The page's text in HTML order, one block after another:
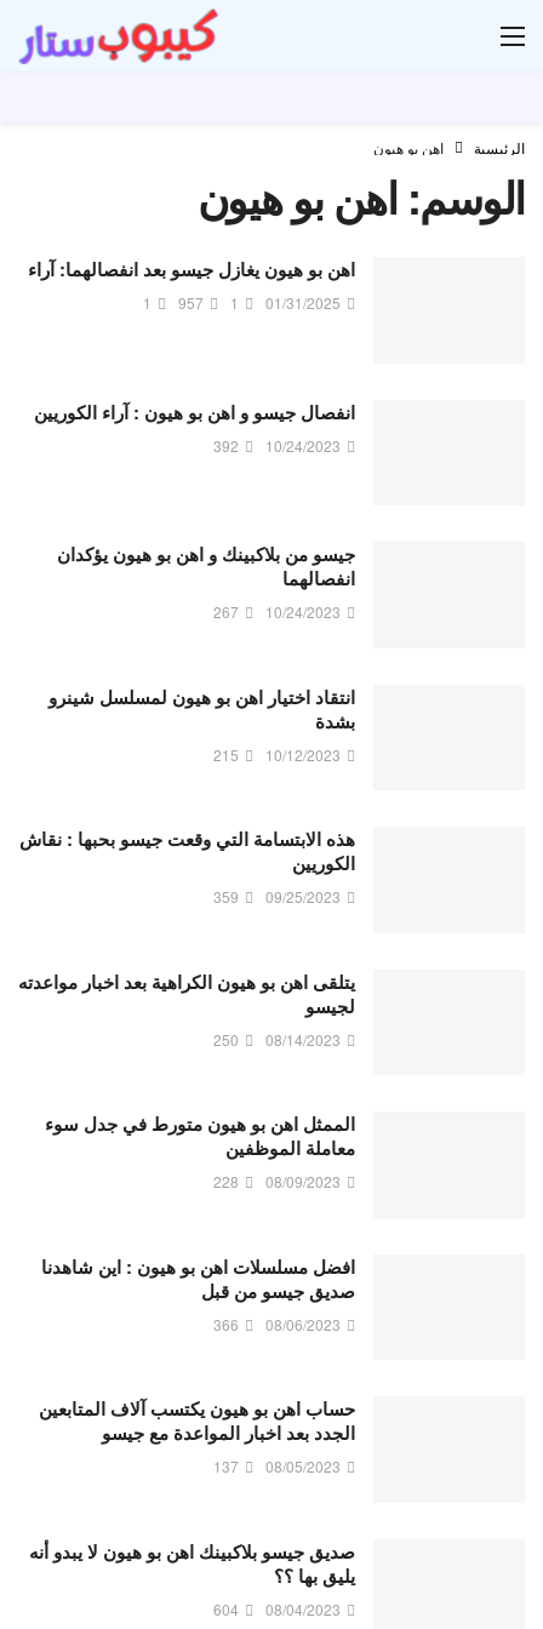
الرئيسية اهن بو هيون
الوسم:اهن بو هيون
اهن بو هيون يغازل جيسو بعد انفصالهما: آراء
01/31/2025
1
957
1
انفصال جيسو و اهن بو هيون : آراء الكوريين
10/24/2023
392
جيسو من بلاكبينك و اهن بو هيون يؤكدان
انفصالهما
10/24/2023
267
انتقاد اختيار اهن بو هيون لمسلسل شينرو
بشدة
10/12/2023
215
هذه الابتسامة التي وقعت جيسو بحبها : نقاش
الكوريين
09/25/2023
359
يتلقى اهن بو هيون الكراهية بعد اخبار مواعدته
لجيسو
08/14/2023
250
الممثل اهن بو هيون متورط في جدل سوء
معاملة الموظفين
08/09/2023
228
افضل مسلسلات اهن بو هيون : اين شاهدنا
صديق جيسو من قبل
08/06/2023
366
حساب اهن بو هيون يكتسب آلاف المتابعين
الجدد بعد اخبار المواعدة مع جيسو
08/05/2023
137
صديق جيسو بلاكبينك اهن بو هيون لا يبدو أنه
يليق بها ؟؟
08/04/2023
604